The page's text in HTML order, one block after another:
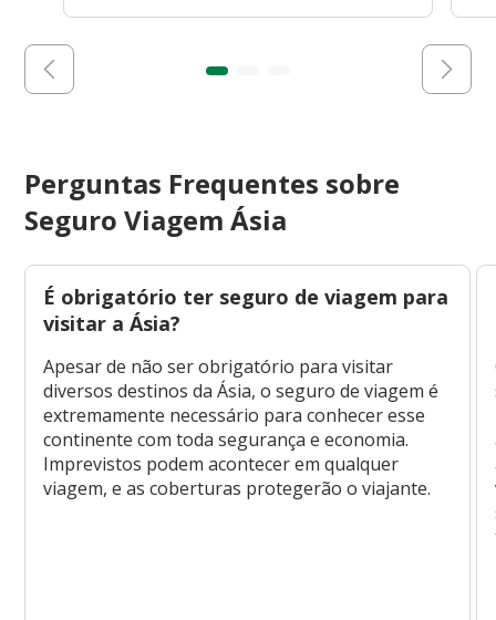
Perguntas Frequentes sobre
Seguro Viagem Ásia
É obrigatório ter seguro de viagem para
visitar a Ásia?
Apesar de não ser obrigatório para visitar
diversos destinos da Ásia, o seguro de viagem é
extremamente necessário para conhecer esse
continente com toda segurança e economia.
Imprevistos podem acontecer em qualquer
viagem, e as coberturas protegerão o viajante.